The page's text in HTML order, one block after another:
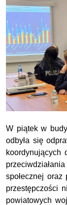
W piątek w
odbyła się
koordynujących
społecznej oraz
przestępczości
powiatowych